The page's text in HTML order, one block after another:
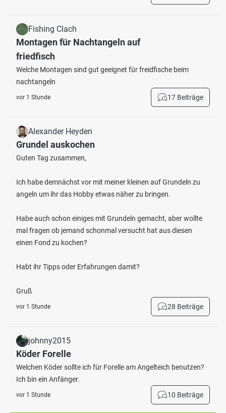
Fishing Clach
Montagen für Nachtangeln auf
friedfisch
Welche Montagen sind gut geeignet für freidfische beim
nachtangeln
vor 1 Stunde 17 Beiträge
Alexander Heyden
Grundel auskochen
Guten Tag zusammen,
Ich habe demnächst vor mit meiner kleinen auf Grundeln zu
angeln um ihr das Hobby etwas näher zu bringen.
Habe auch schon einiges mit Grundeln gemacht, aber wollte
mal fragen ob jemand schonmal versucht hat aus diesen
einen Fond zu kochen?
Habt ihr Tipps oder Erfahrungen damit?
Gruß
vor 1 Stunde 28 Beiträge
johnny2015
Köder Forelle
Welchen Köder sollte ich für Forelle am Angelteich benutzen?
Ich bin ein Anfänger.
vor 1 Stunde 10 Beiträge